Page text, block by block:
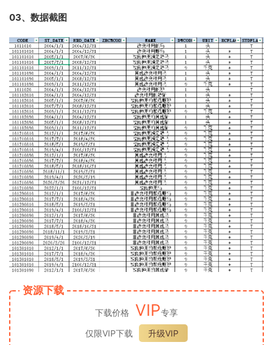
03、数据截图
资源下载
下载价格 VIP专享
仅限VIP下载
升级VIP